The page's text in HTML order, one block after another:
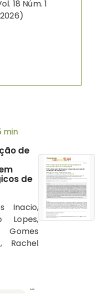
18 Núm. 1
min
de
de
Inacio,
Lopes,
Rachel
...